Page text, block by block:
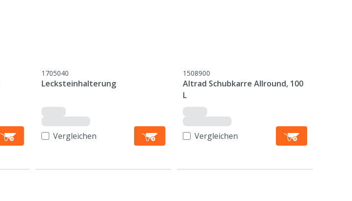
1705040
Lecksteinhalterung
Vergleichen
1508900
Altrad Schubkarre Allround, 100
L
Vergleichen